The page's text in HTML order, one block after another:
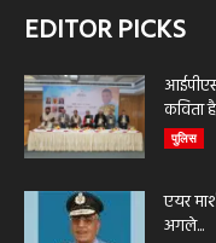
EDITOR PICKS
कविता है
पुलिस
एयर
अगले...